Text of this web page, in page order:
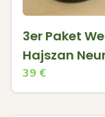
3er Paket
Hajszan
39 €